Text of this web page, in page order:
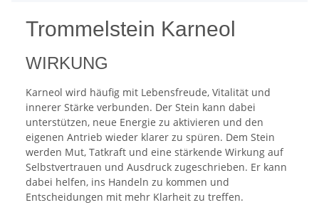
Trommelstein Karneol
WIRKUNG
Karneol wird häufig mit Lebensfreude, Vitalität und
innerer Stärke verbunden. Der Stein kann dabei
unterstützen, neue Energie zu aktivieren und den
eigenen Antrieb wieder klarer zu spüren. Dem Stein
werden Mut, Tatkraft und eine stärkende Wirkung auf
Selbstvertrauen und Ausdruck zugeschrieben. Er kann
dabei helfen, ins Handeln zu kommen und
Entscheidungen mit mehr Klarheit zu treffen.